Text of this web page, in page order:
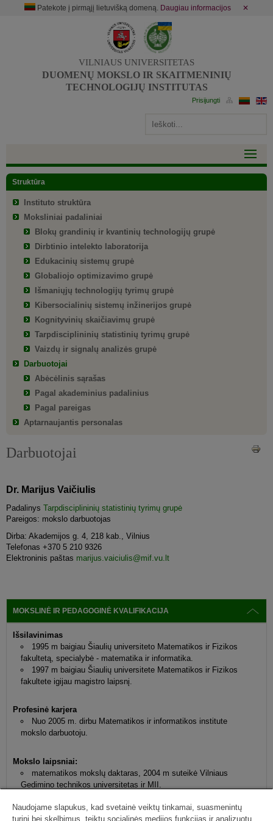
Patekote į pirmąjį lietuvišką domeną. Daugiau informacijos ✕
VILNIAUS UNIVERSITETAS
DUOMENŲ MOKSLO IR SKAITMENINIŲ
TECHNOLOGIJŲ INSTITUTAS
Struktūra
Instituto struktūra
Moksliniai padaliniai
Blokų grandinių ir kvantinių technologijų grupė
Dirbtinio intelekto laboratorija
Edukacinių sistemų grupė
Globaliojo optimizavimo grupė
Išmaniųjų technologijų tyrimų grupė
Kibersocialinių sistemų inžinerijos grupė
Kognityvinių skaičiavimų grupė
Tarpdisciplininių statistinių tyrimų grupė
Vaizdų ir signalų analizės grupė
Darbuotojai
Abėcėlinis sąrašas
Pagal akademinius padalinius
Pagal pareigas
Aptarnaujantis personalas
Darbuotojai
Dr. Marijus Vaičiulis
Padalinys Tarpdisciplininių statistinių tyrimų grupė
Pareigos: mokslo darbuotojas
Dirba: Akademijos g. 4, 218 kab., Vilnius
Telefonas +370 5 210 9326
Elektroninis paštas marijus.vaiciulis@mif.vu.lt
MOKSLINĖ IR PEDAGOGINĖ KVALIFIKACIJA
Išsilavinimas
1995 m baigiau Šiaulių universiteto Matematikos ir Fizikos
fakultetą, specialybė - matematika ir informatika.
1997 m baigiau Šiaulių universitete Matematikos ir Fizikos
fakultete igijau magistro laipsnį.
Profesinė karjera
Nuo 2005 m. dirbu Matematikos ir informatikos institute
mokslo darbuotoju.
Mokslo laipsniai:
matematikos mokslų daktaras, 2004 m suteikė Vilniaus
Gedimino technikos universitetas ir MII.
Naudojame slapukus, kad svetainė veiktų tinkamai, suasmenintų
turinį bei skelbimus, teiktų socialinės medijos funkcijas ir analizuotų